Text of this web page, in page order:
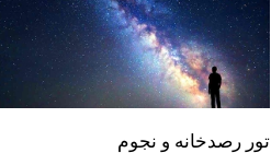
تور رصدخانه و نجوم